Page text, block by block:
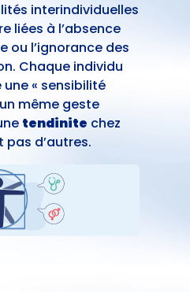
interindividuelles
liées à l’absence
ou l’ignorance des
Chaque individu
« sensibilité
même geste
tendinite chez
d’autres.